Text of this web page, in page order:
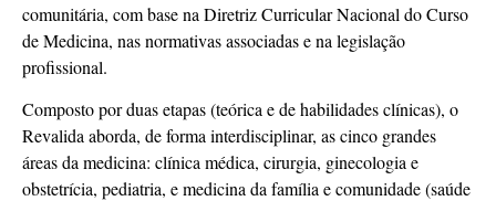
comunitária, com base na Diretriz Curricular Nacional do Curso
de Medicina, nas normativas associadas e na legislação
profissional.
Composto por duas etapas (teórica e de habilidades clínicas), o
Revalida aborda, de forma interdisciplinar, as cinco grandes
áreas da medicina: clínica médica, cirurgia, ginecologia e
obstetrícia, pediatria, e medicina da família e comunidade (saúde